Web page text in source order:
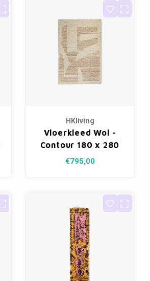
HKliving
Vloerkleed Wol -
Contour 180 x 280
cm
€795,00